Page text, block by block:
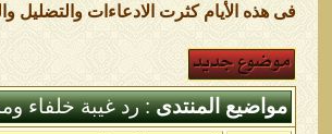
فى هذه الأيام كثرت الادعاءات والتضليل
مواضيع المنتدى: رد غيبة خلفاء